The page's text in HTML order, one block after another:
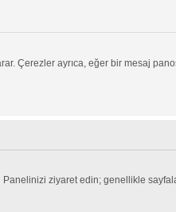
Çerezler ayrıca, eğer bir mesaj
ziyaret edin; genellikle